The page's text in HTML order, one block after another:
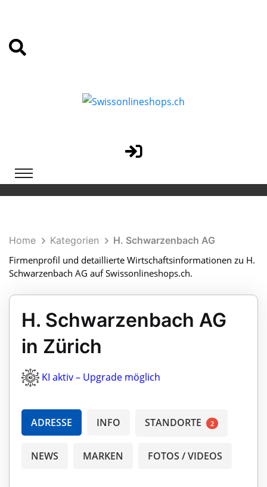
Home Kategorien
H. Schwarzenbach AG
Firmenprofil und detaillierte Wirtschaftsinformationen zu H.
Schwarzenbach AG auf Swissonlineshops.ch.
H. Schwarzenbach AG
in Zürich
KI aktiv – Upgrade möglich
ADRESSE INFO STANDORTE 2
NEWS MARKEN FOTOS / VIDEOS